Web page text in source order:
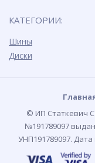
КАТЕГОРИИ:
Шины
Диски
© ИП Статкевич
№191789097
УНП191789097. Дата